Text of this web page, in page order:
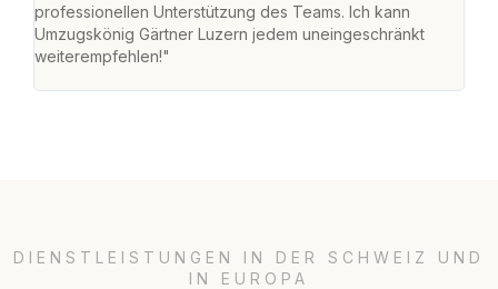
professionellen Unterstützung des Teams. Ich kann
Umzugskönig Gärtner Luzern jedem uneingeschränkt
weiterempfehlen!"
DIENSTLEISTUNGEN IN DER SCHWEIZ UND
IN EUROPA